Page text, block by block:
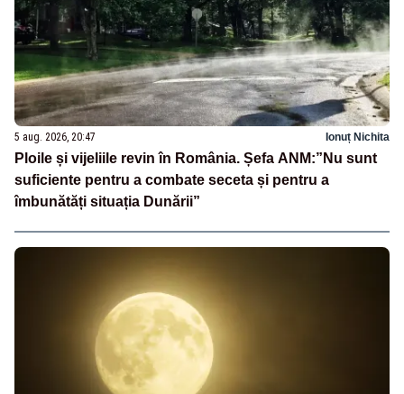
5 aug. 2026, 20:47 Ionuț Nichita
Ploile și vijeliile revin în România. Șefa ANM:”Nu sunt
suficiente pentru a combate seceta și pentru a
îmbunătăți situația Dunării”